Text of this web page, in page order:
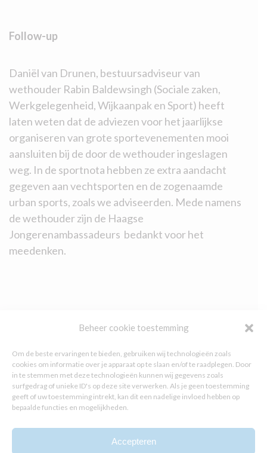
Beheer cookie toestemming
Om de beste ervaringen te bieden, gebruiken wij technologieën zoals
cookies om informatie over je apparaat op te slaan en/of te raadplegen. Door
in te stemmen met deze technologieën kunnen wij gegevens zoals
surfgedrag of unieke ID's op deze site verwerken. Als je geen toestemming
geeft of uw toestemming intrekt, kan dit een nadelige invloed hebben op
bepaalde functies en mogelijkheden.
Accepteren
Follow-up
Daniël van Drunen, bestuursadviseur van
wethouder Rabin Baldewsingh (Sociale zaken,
Werkgelegenheid, Wijkaanpak en Sport) heeft
laten weten dat de adviezen voor het jaarlijkse
organiseren van grote sportevenementen mooi
aansluiten bij de door de wethouder ingeslagen
weg. In de sportnota hebben ze extra aandacht
gegeven aan vechtsporten en de zogenaamde
urban sports, zoals we adviseerden. Mede namens
de wethouder zijn de Haagse
Jongerenambassadeurs bedankt voor het
meedenken.
Ook zijn Haagse Jongerenambassadeurs nog
2015-2020 in de locatie Zuid 57.
Er zal in de tweede helft van 2015 moeite worden
gedaan om een reactie op dit advies te krijgen.